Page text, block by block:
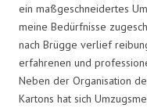
ein maßgeschneidertes
meine Bedürfnisse
nach Brügge verlief
erfahrenen und
Neben der Organisation
Kartons hat sich